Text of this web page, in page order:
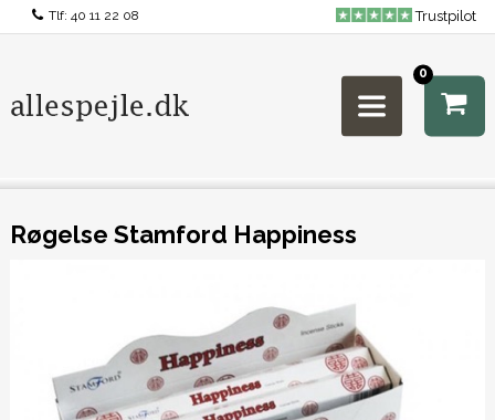
Tlf: 40 11 22 08 Trustpilot
0
Røgelse Stamford Happiness